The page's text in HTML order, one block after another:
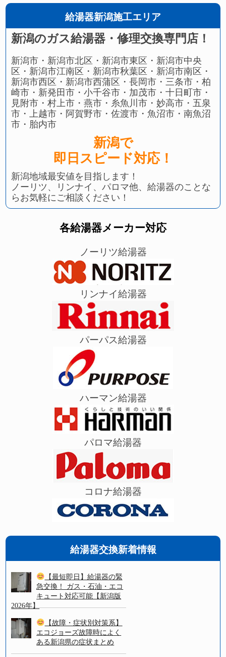
給湯器新潟施工エリア
新潟のガス給湯器・修理交換専門店！
新潟市・新潟市北区・新潟市東区・新潟市中央
区・新潟市江南区・新潟市秋葉区・新潟市南区・
新潟市西区・新潟市西蒲区・長岡市・三条市・柏
崎市・新発田市・小千谷市・加茂市・十日町市・
見附市・村上市・燕市・糸魚川市・妙高市・五泉
市・上越市・阿賀野市・佐渡市・魚沼市・南魚沼
市・胎内市
新潟で
即日スピード対応！
新潟地域最安値を目指します！
ノーリツ、リンナイ、パロマ他、給湯器のことな
らお気軽にご相談ください！
各給湯器メーカー対応
ノーリツ給湯器
リンナイ給湯器
パーパス給湯器
ハーマン給湯器
パロマ給湯器
コロナ給湯器
給湯器交換新着情報
【最短即日】給湯器の緊
急交換！ ガス・石油・エコ
キュート対応可能【新潟版
2026年】
【故障・症状別対策系】
エコジョーズ故障時によく
ある新潟県の症状まとめ